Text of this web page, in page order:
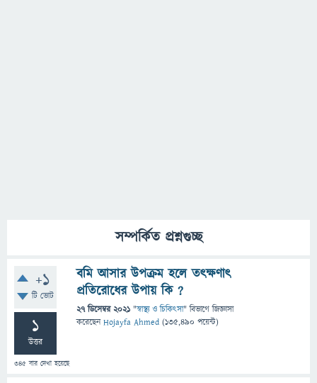
সম্পর্কিত প্রশ্নগুচ্ছ
+1
টি ভোট
1
উত্তর
345 বার দেখা হয়েছে
বমি আসার উপক্রম হলে তৎক্ষণাৎ
প্রতিরোধের উপায় কি ?
27 ডিসেম্বর 2021 "স্বাস্থ্য ও চিকিৎসা" বিভাগে জিজ্ঞাসা
করেছেনHojayfa Ahmed (135,490 পয়েন্ট)